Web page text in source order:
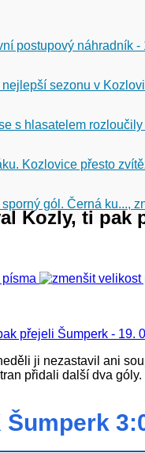
postupový náhradník -
sezonu v
s hlasatelem
Kozlovice přesto
gól. Černá ku...,
Kozly, ti pak
ji nezastavil ani
přidali další dva